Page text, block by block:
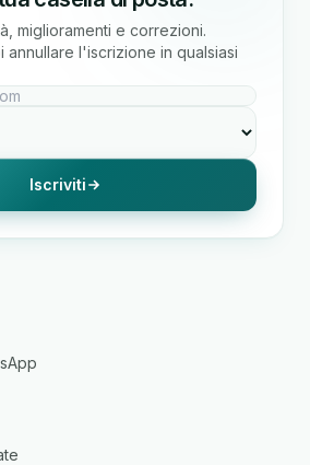
miglioramenti e correzioni.
annullare l'iscrizione in qualsiasi
Iscriviti